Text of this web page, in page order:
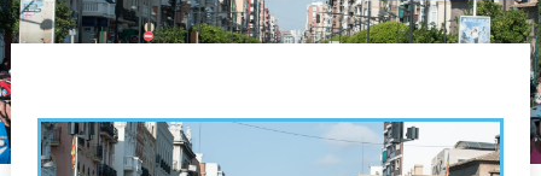
Valencia en deporte ▼
Reservas
recorrido